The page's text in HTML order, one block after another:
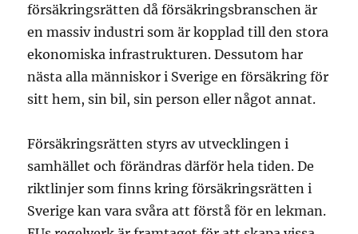
försäkringsrätten då försäkringsbranschen är
en massiv industri som är kopplad till den stora
ekonomiska infrastrukturen. Dessutom har
nästa alla människor i Sverige en försäkring för
sitt hem, sin bil, sin person eller något annat.
Försäkringsrätten styrs av utvecklingen i
samhället och förändras därför hela tiden. De
riktlinjer som finns kring försäkringsrätten i
Sverige kan vara svåra att förstå för en lekman.